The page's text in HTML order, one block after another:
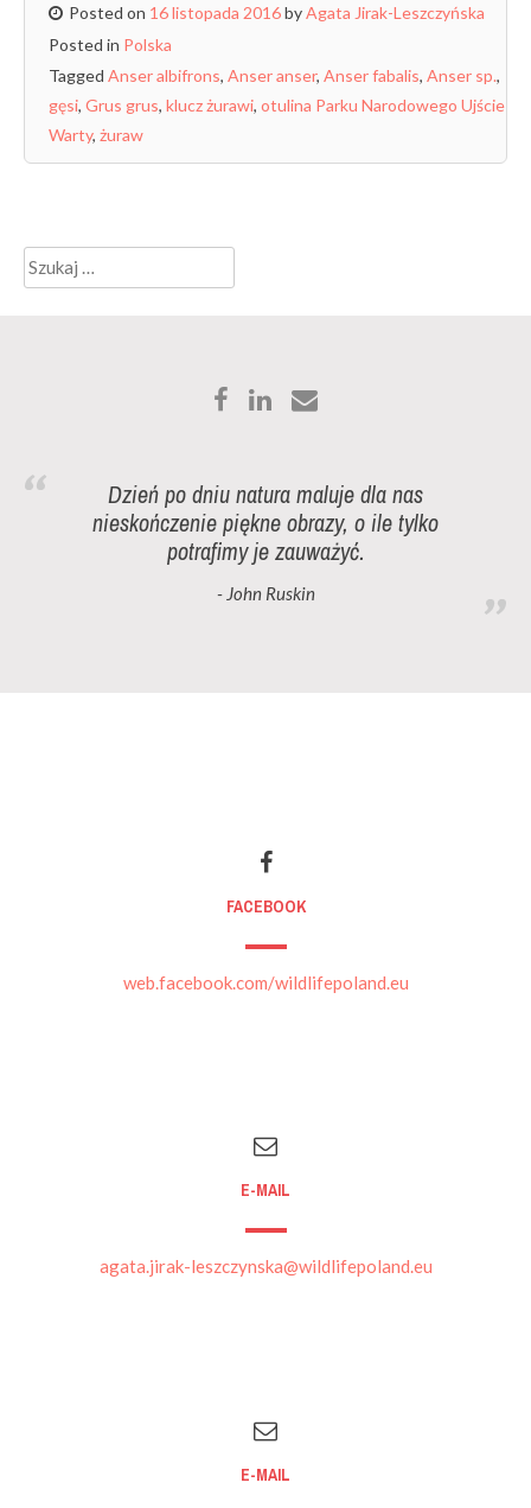
Posted on 16 listopada 2016byAgata Jirak-Leszczyńska
Posted in Polska
Tagged Anser albifrons, Anser anser, Anser fabalis, Anser sp.,
gęsi, Grus grus, klucz żurawi, otulina Parku Narodowego Ujście
Warty, żuraw
Szukaj:
Dzień po dniu natura maluje dla nas
nieskończenie piękne obrazy, o ile tylko
potrafimy je zauważyć.
- John Ruskin
FACEBOOK
web.facebook.com/wildlifepoland.eu
E-MAIL
agata.jirak-leszczynska@wildlifepoland.eu
E-MAIL